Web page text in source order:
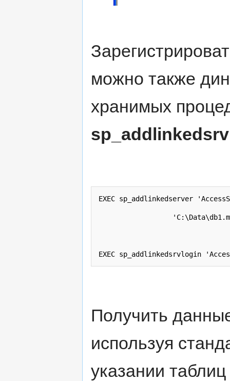
можно также
хранимых
EXEC sp_addlinkedserver
EXEC sp_addlinkedsrvlogin
Получить
используя
указании